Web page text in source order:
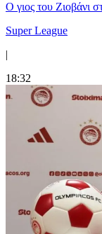
Ο γιος του Ζιοβάνι
Super League
|
18:32